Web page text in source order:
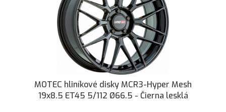
MOTEC hliníkové disky MCR3-Hyper Mesh
19x8.5 ET45 5/112 Ø66.5 - Čierna lesklá